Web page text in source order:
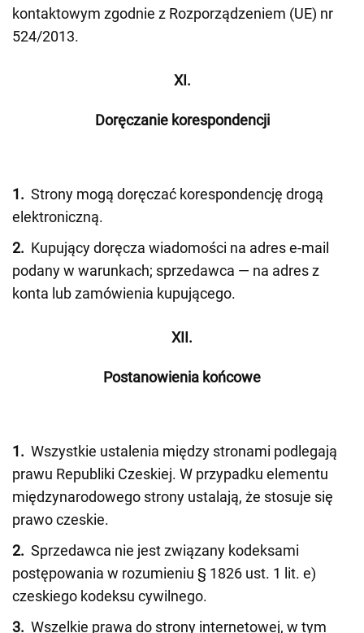
kontaktowym zgodnie z Rozporządzeniem (UE) nr
524/2013.
XI.
Doręczanie korespondencji
1. Strony mogą doręczać korespondencję drogą
elektroniczną.
2. Kupujący doręcza wiadomości na adres e-mail
podany w warunkach; sprzedawca — na adres z
konta lub zamówienia kupującego.
XII.
Postanowienia końcowe
1. Wszystkie ustalenia między stronami podlegają
prawu Republiki Czeskiej. W przypadku elementu
międzynarodowego strony ustalają, że stosuje się
prawo czeskie.
2. Sprzedawca nie jest związany kodeksami
postępowania w rozumieniu § 1826 ust. 1 lit. e)
czeskiego kodeksu cywilnego.
3. Wszelkie prawa do strony internetowej, w tym